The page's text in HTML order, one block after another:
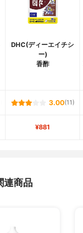
DHC(ディーエイチシ
ー)
香酢
3.00(11)
¥881
連商品